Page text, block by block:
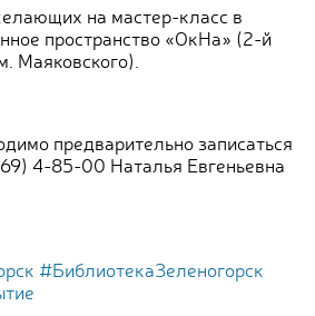
на мастер-класс в
пространство «ОкНа» (2-й
Маяковского).
предварительно записаться
4-85-00 Наталья Евгеньевна
#БиблиотекаЗеленогорск